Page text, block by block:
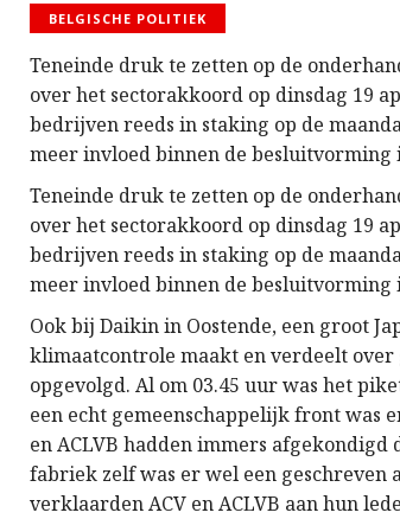
BELGISCHE POLITIEK
Teneinde druk te zetten op de
over het sectorakkoord op dinsdag 19
bedrijven reeds in staking op de
meer invloed binnen de besluitvorming
Teneinde druk te zetten op de
over het sectorakkoord op dinsdag 19
bedrijven reeds in staking op de
meer invloed binnen de besluitvorming
Ook bij Daikin in Oostende, een groot
klimaatcontrole maakt en verdeelt
opgevolgd. Al om 03.45 uur was het
een echt gemeenschappelijk front was
en ACLVB hadden immers
fabriek zelf was er wel een
verklaarden ACV en ACLVB aan hun